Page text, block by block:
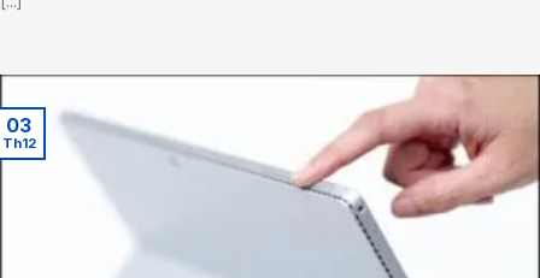
03
Th12